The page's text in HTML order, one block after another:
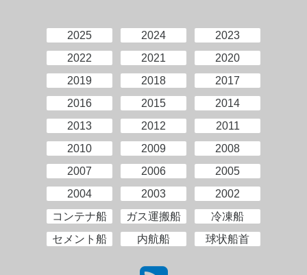
2025 2024
2023
2022
2021
2020
2019
2018
2017
2016
2015
2014
2013
2012
2011
2010
2009
2008
2007
2006
2005
2004
2003
2002
コンテナ船
ガス運搬船
冷凍船
セメント船
内航船 球状船首